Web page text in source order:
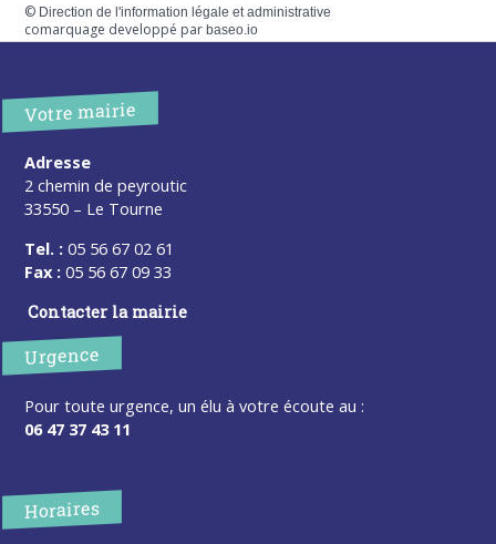
© Direction de l'information légale et administrative
comarquage developpé parbaseo.io
Votre mairie
Adresse
2 chemin de peyroutic
33550 – Le Tourne
Tel. : 05 56 67 02 61
Fax : 05 56 67 09 33
Contacter la mairie
Urgence
Pour toute urgence, un élu à votre écoute au :
06 47 37 43 11
Horaires